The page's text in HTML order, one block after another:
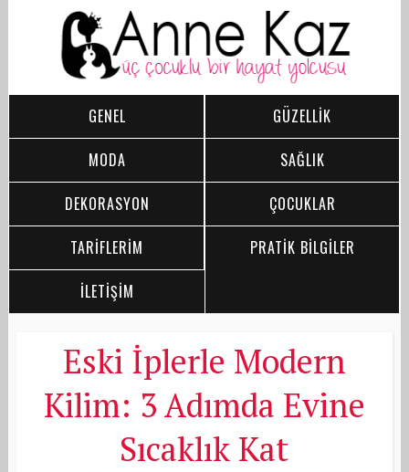
GENEL
GÜZELLİK
MODA
SAĞLIK
DEKORASYON
ÇOCUKLAR
TARİFLERİM
PRATİK BİLGİLER
İLETİŞİM
Eski İplerle Modern
Kilim: 3 Adımda Evine
Sıcaklık Kat